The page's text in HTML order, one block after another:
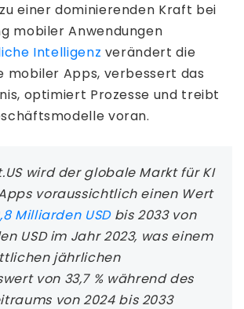
einer dominierenden Kraft bei
mobiler Anwendungen
Intelligenz verändert die
mobiler Apps, verbessert das
optimiert Prozesse und treibt
voran.
wird der globale Markt für KI
voraussichtlich einen Wert
Milliarden USDbis 2033 von
USD im Jahr 2023, was einem
jährlichen
von 33,7 % während des
von 2024 bis 2033